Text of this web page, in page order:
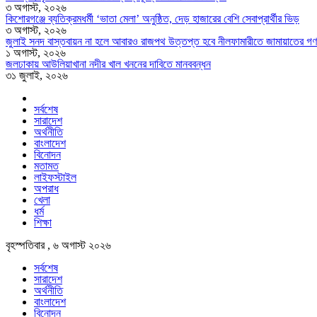
৩ অগাস্ট, ২০২৬
কিশোরগঞ্জে ব্যতিক্রমধর্মী ‘ভাতা মেলা’ অনুষ্ঠিত, দেড় হাজারের বেশি সেবাপ্রার্থীর ভিড়
৩ অগাস্ট, ২০২৬
জুলাই সনদ বাস্তবায়ন না হলে আবারও রাজপথ উত্তপ্ত হবে নীলফামারীতে জামায়াতের
১ অগাস্ট, ২০২৬
জলঢাকায় আউলিয়াখানা নদীর খাল খননের দাবিতে মানববন্ধন
৩১ জুলাই, ২০২৬
সর্বশেষ
সারাদেশ
অর্থনীতি
বাংলাদেশ
বিনোদন
মতামত
লাইফস্টাইল
অপরাধ
খেলা
ধর্ম
শিক্ষা
বৃহস্পতিবার , ৬ অগাস্ট ২০২৬
সর্বশেষ
সারাদেশ
অর্থনীতি
বাংলাদেশ
বিনোদন